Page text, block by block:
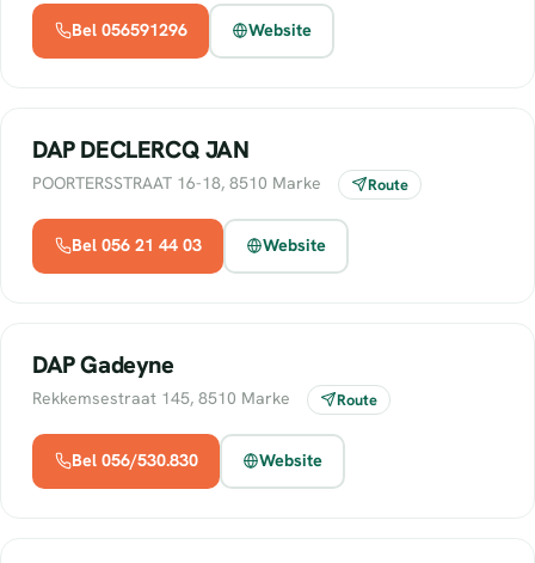
Bel 056591296 Website
DAP DECLERCQ JAN
POORTERSSTRAAT 16-18, 8510 Marke Route
Bel 056 21 44 03 Website
DAP Gadeyne
Rekkemsestraat 145, 8510 Marke Route
Bel 056/530.830 Website